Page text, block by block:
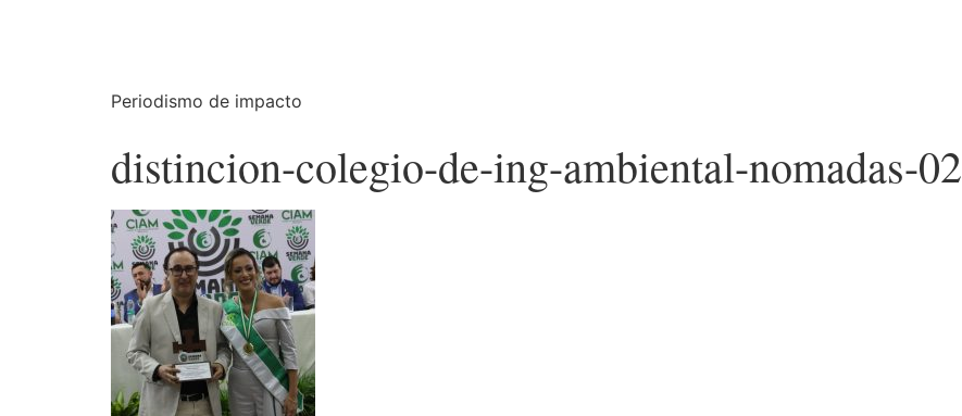
Periodismo de impacto
distincion-colegio-de-ing-ambiental-nomadas-02